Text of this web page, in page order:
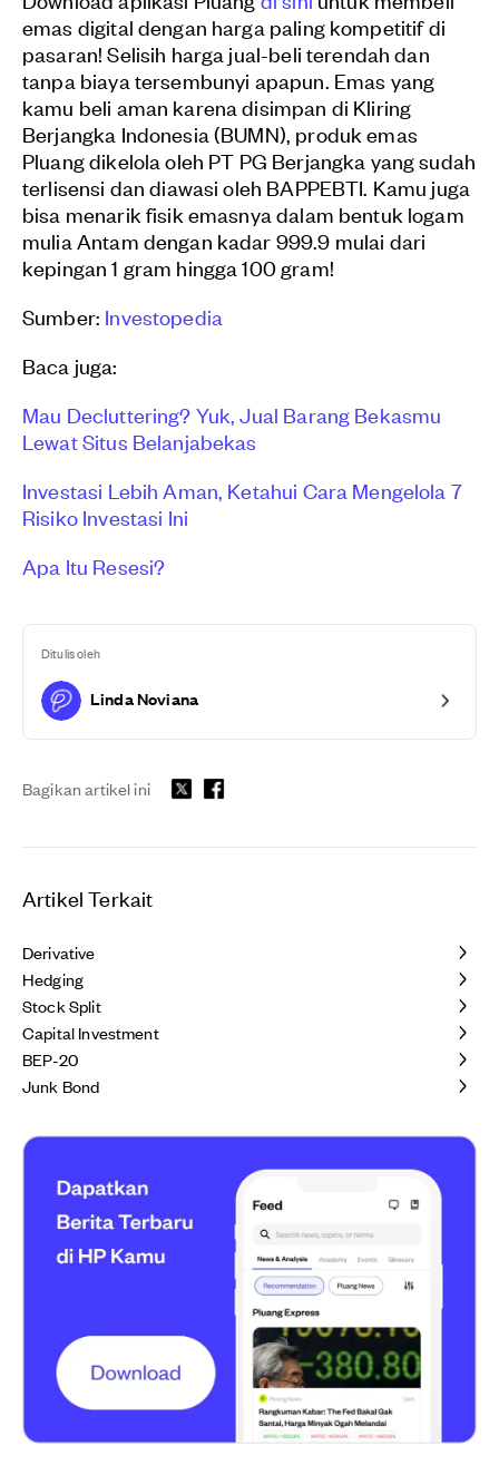
emas digital dengan harga paling kompetitif di
pasaran! Selisih harga jual-beli terendah dan
tanpa biaya tersembunyi apapun. Emas yang
kamu beli aman karena disimpan di Kliring
Berjangka Indonesia (BUMN), produk emas
Pluang dikelola oleh PT PG Berjangka yang sudah
terlisensi dan diawasi oleh BAPPEBTI. Kamu juga
bisa menarik fisik emasnya dalam bentuk logam
mulia Antam dengan kadar 999.9 mulai dari
kepingan 1 gram hingga 100 gram!
Sumber: Investopedia
Baca juga:
Mau Decluttering? Yuk, Jual Barang Bekasmu
Lewat Situs Belanjabekas
Investasi Lebih Aman, Ketahui Cara Mengelola 7
Risiko Investasi Ini
Apa Itu Resesi?
Ditulis oleh
Linda Noviana
Bagikan artikel ini
Artikel Terkait
Derivative
Hedging
Stock Split
Capital Investment
BEP-20
Junk Bond